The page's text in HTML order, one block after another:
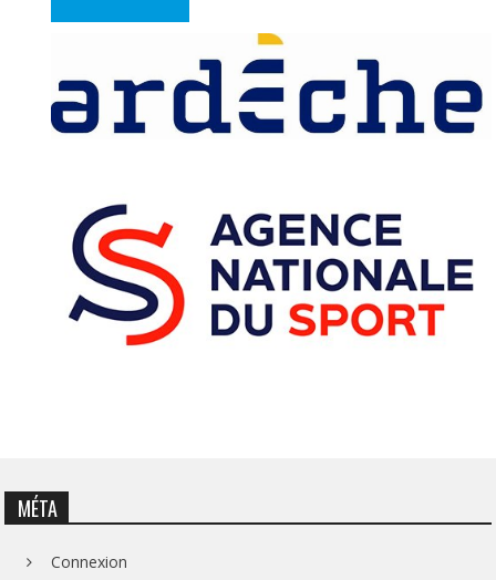
MÉTA
Connexion